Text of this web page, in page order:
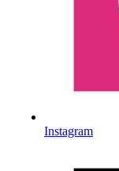
Instagram